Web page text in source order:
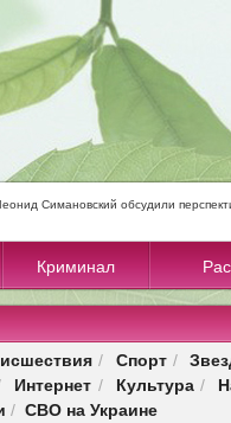
Симановский обсудили
Криминал
/ Спорт/
Интернет / Культура/
/ СВО на Украине